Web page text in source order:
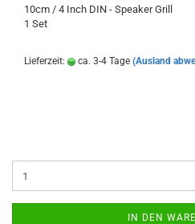
10cm / 4 Inch DIN - Speaker Grill
1 Set
Lieferzeit: ca. 3-4 Tage (Ausland
IN DEN